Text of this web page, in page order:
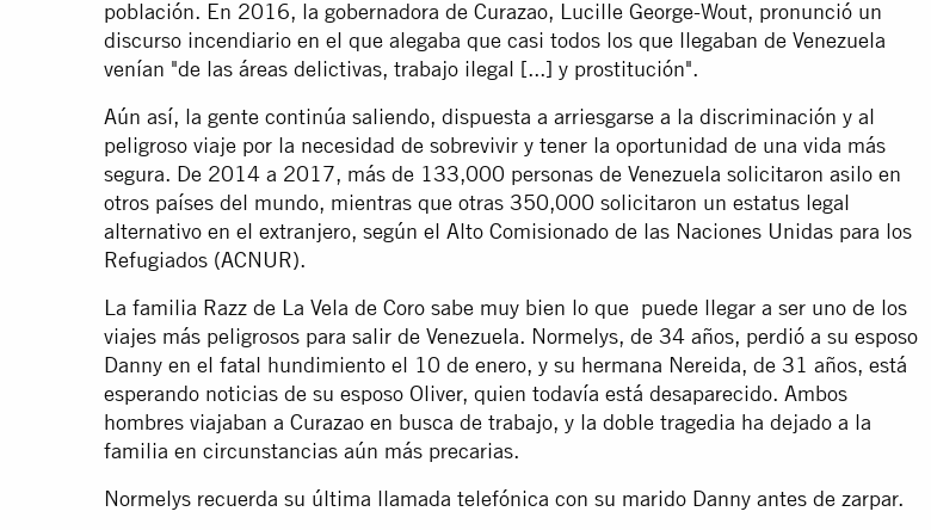
población. En 2016, la gobernadora de Curazao, Lucille George-Wout, pronunció un
discurso incendiario en el que alegaba que casi todos los que llegaban de Venezuela
venían "de las áreas delictivas, trabajo ilegal [...] y prostitución".
Aún así, la gente continúa saliendo, dispuesta a arriesgarse a la discriminación y al
peligroso viaje por la necesidad de sobrevivir y tener la oportunidad de una vida más
segura. De 2014 a 2017, más de 133,000 personas de Venezuela solicitaron asilo en
otros países del mundo, mientras que otras 350,000 solicitaron un estatus legal
alternativo en el extranjero, según el Alto Comisionado de las Naciones Unidas para los
Refugiados (ACNUR).
La familia Razz de La Vela de Coro sabe muy bien lo que puede llegar a ser uno de los
viajes más peligrosos para salir de Venezuela. Normelys, de 34 años, perdió a su esposo
Danny en el fatal hundimiento el 10 de enero, y su hermana Nereida, de 31 años, está
esperando noticias de su esposo Oliver, quien todavía está desaparecido. Ambos
hombres viajaban a Curazao en busca de trabajo, y la doble tragedia ha dejado a la
familia en circunstancias aún más precarias.
Normelys recuerda su última llamada telefónica con su marido Danny antes de zarpar.